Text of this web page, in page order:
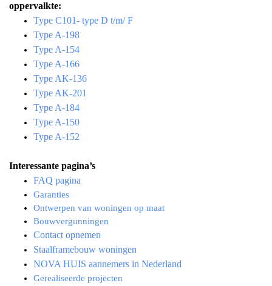
oppervalkte:
Type C101- type D t/m/ F
Type A-198
Type A-154
Type A-166
Type AK-136
Type AK-201
Type A-184
Type A-150
Type A-152
Interessante pagina’s
FAQ pagina
Garanties
Ontwerpen van woningen op maat
Bouwvergunningen
Contact opnemen
Staalframebouw woningen
NOVA HUIS aannemers in Nederland
Gerealiseerde projecten